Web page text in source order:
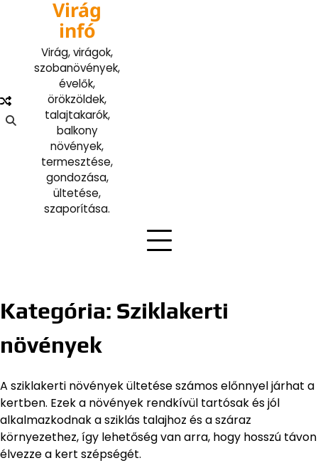
Virág
infó
Virág, virágok,
szobanövények,
évelők,
örökzöldek,
talajtakarók,
balkony
növények,
termesztése,
gondozása,
ültetése,
szaporítása.
Kategória: Sziklakerti
növények
A sziklakerti növények ültetése számos előnnyel járhat a
kertben. Ezek a növények rendkívül tartósak és jól
alkalmazkodnak a sziklás talajhoz és a száraz
környezethez, így lehetőség van arra, hogy hosszú távon
élvezze a kert szépségét.